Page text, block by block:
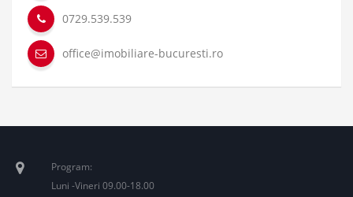
0729.539.539
office@imobiliare-bucuresti.ro
Program:
Luni -Vineri 09.00-18.00